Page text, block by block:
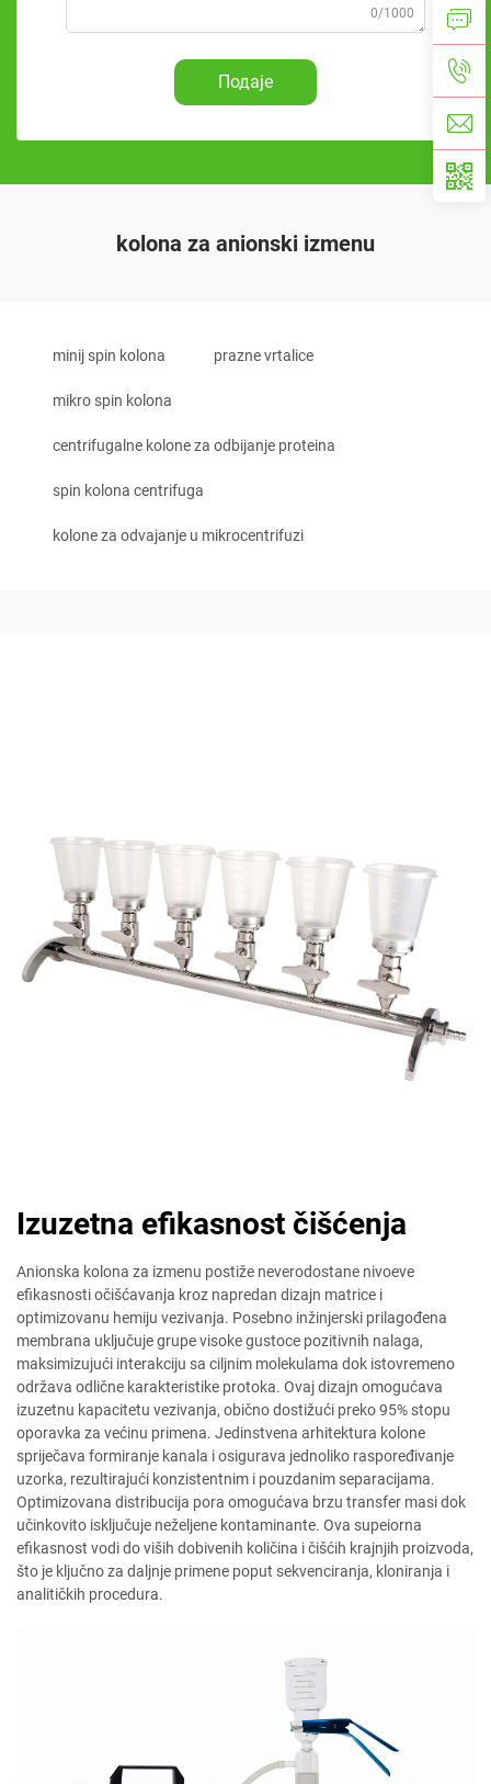
0/1000
Подаје
kolona za anionski izmenu
minij spin kolona prazne vrtalice
mikro spin kolona
centrifugalne kolone za odbijanje proteina
spin kolona centrifuga
kolone za odvajanje u mikrocentrifuzi
Izuzetna efikasnost čišćenja
Anionska kolona za izmenu postiže neverodostane nivoeve
efikasnosti očišćavanja kroz napredan dizajn matrice i
optimizovanu hemiju vezivanja. Posebno inžinjerski prilagođena
membrana uključuje grupe visoke gustoce pozitivnih nalaga,
maksimizujući interakciju sa ciljnim molekulama dok istovremeno
održava odlične karakteristike protoka. Ovaj dizajn omogućava
izuzetnu kapacitetu vezivanja, obično dostižući preko 95% stopu
oporavka za većinu primena. Jedinstvena arhitektura kolone
spriječava formiranje kanala i osigurava jednoliko raspoređivanje
uzorka, rezultirajući konzistentnim i pouzdanim separacijama.
Optimizovana distribucija pora omogućava brzu transfer masi dok
učinkovito isključuje neželjene kontaminante. Ova supeiorna
efikasnost vodi do viših dobivenih količina i čišćih krajnjih proizvoda,
što je ključno za daljnje primene poput sekvenciranja, kloniranja i
analitičkih procedura.